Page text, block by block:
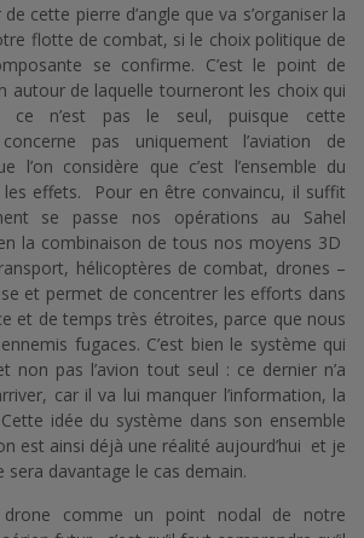
cette pierre d’angle que va s’organiser la
flotte de combat, si le choix politique de
se confirme. C’est le point de
autour de laquelle tourneront les choix qui
ce n’est pas le seul, puisque cette
pas uniquement l’aviation de
l’on considère que c’est l’ensemble du
effets. Pour en être convaincu, il suffit
se passe nos opérations au Sahel
la combinaison de tous nos moyens 3D
hélicoptères de combat, drones –
et permet de concentrer les efforts dans
et de temps très étroites, parce que nous
fugaces. C’est bien le système qui
non pas l’avion tout seul : ce dernier n’a
car il va lui manquer l’information, la
idée du système dans son ensemble
est ainsi déjà une réalité aujourd’hui et je
sera davantage le cas demain.
comme un point nodal de notre